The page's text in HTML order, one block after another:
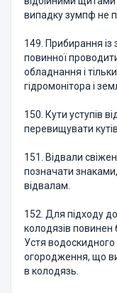
випадку зумпф не
149. Прибирання із
повинної
обладнання і
гідромонітора і
150. Кути уступів
перевищувати
151. Відвали
позначати
відвалам.
152. Для підходу
колодязів повинен
Устя
огородження, що
в колодязь.